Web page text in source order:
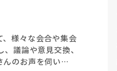
様々な会合や集会
議論や意見交換、
のお声を伺い…